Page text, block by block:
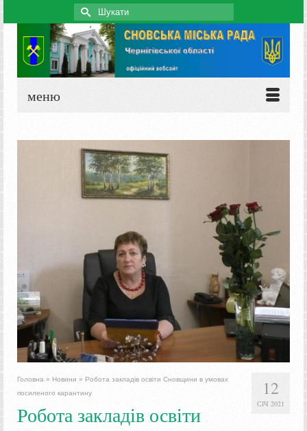
Search
for:
меню
12
СІЧ 2021
Головна » Новини » Робота закладів освіти Сновщини в умовах
посиленого карантину
Робота закладів освіти